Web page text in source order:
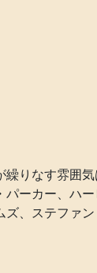
りなす雰囲気
ーカー、ハ
、ステファ